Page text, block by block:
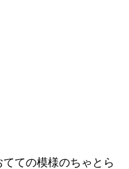
ての模様のちゃとら